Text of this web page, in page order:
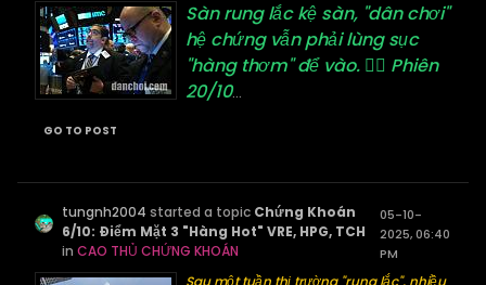
Sàn rung lắc kệ sàn, "dân chơi"
hệ chứng vẫn phải lùng sục
"hàng thơm" để vào. 🕵️‍♂️ Phiên
20/10...
GO TO POST
tungnh2004 started a topic Chứng Khoán
6/10: Điểm Mặt 3 "Hàng Hot" VRE, HPG, TCH
in CAO THỦ CHỨNG KHOÁN
05-10-
2025, 06:40
PM
Sau một tuần thị trường "rung lắc", nhiều